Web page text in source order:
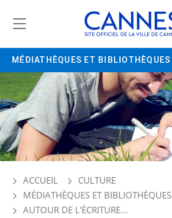
MÉDIATHÈQUES ET BIBLIOTHÈQUES
ACCUEIL
CULTURE
MÉDIATHÈQUES ET BIBLIOTHÈQUES
AUTOUR DE L'ÉCRITURE...